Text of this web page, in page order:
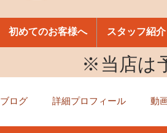
初めてのお客様へ スタッフ紹介
​※当店は
ブログ 詳細プロフィール 動